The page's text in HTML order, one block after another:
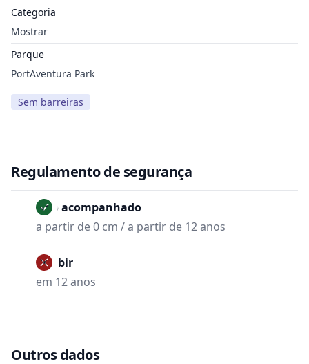
Categoria
Mostrar
Parque
PortAventura Park
Sem barreiras
Regulamento de segurança
Não acompanhado
a partir de 0 cm / a partir de 12 anos
Proibir
em 12 anos
Outros dados